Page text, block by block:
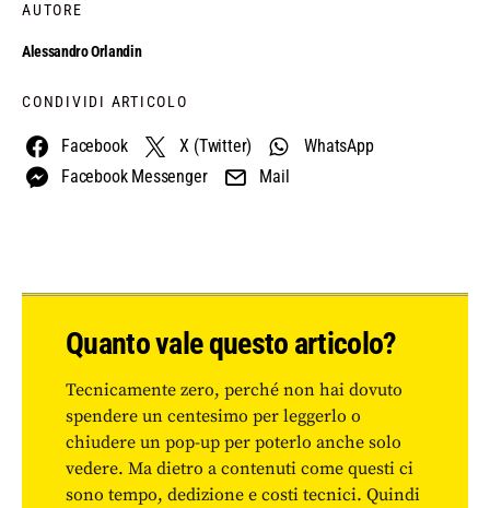
AUTORE
Alessandro Orlandin
CONDIVIDI ARTICOLO
Facebook X (Twitter)
WhatsApp
Facebook Messenger
Mail
Quanto vale questo articolo?
Tecnicamente zero, perché non hai dovuto
spendere un centesimo per leggerlo o
chiudere un pop-up per poterlo anche solo
vedere. Ma dietro a contenuti come questi ci
sono tempo, dedizione e costi tecnici. Quindi